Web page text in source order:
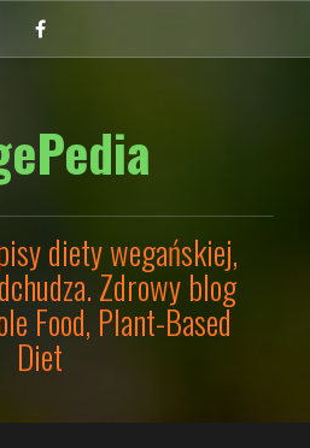
diety wegańskiej,
Zdrowy blog
Food, Plant-Based
Diet